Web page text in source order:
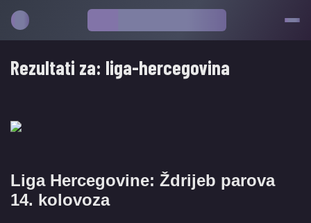
Rezultati za: liga-hercegovina
Liga Hercegovine: Ždrijeb parova
14. kolovoza